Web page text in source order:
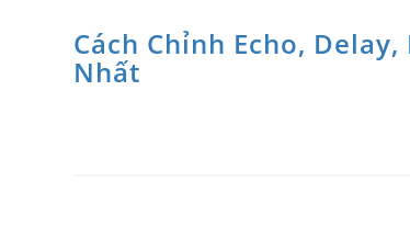
Cách Chỉnh Echo,
Nhất